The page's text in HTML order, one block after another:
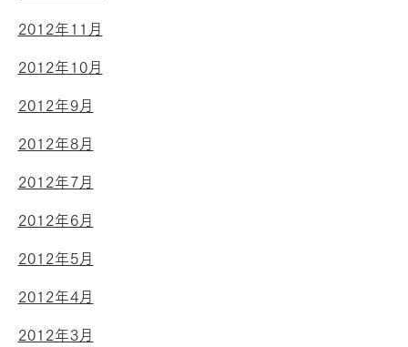
2012年11月
2012年10月
2012年9月
2012年8月
2012年7月
2012年6月
2012年5月
2012年4月
2012年3月